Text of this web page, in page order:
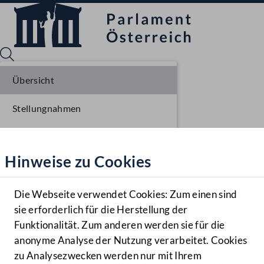
Hilfe
Benutzer
Navigationsmenü öffnen
MENÜ
Hinweise zu Cookies
Die Webseite verwendet Cookies: Zum einen sind
sie erforderlich für die Herstellung der
Funktionalität. Zum anderen werden sie für die
anonyme Analyse der Nutzung verarbeitet. Cookies
zu Analysezwecken werden nur mit Ihrem
Übersicht
Stellungnahmen
Einlangen NR